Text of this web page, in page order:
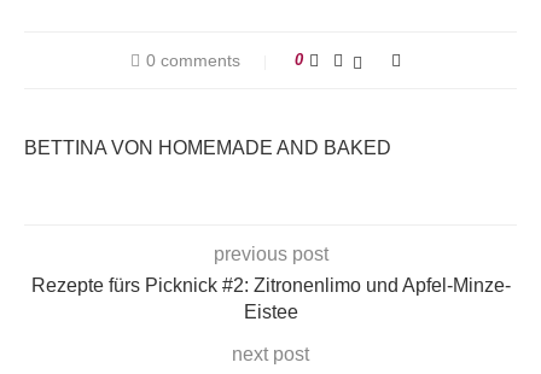
0 comments 0
BETTINA VON HOMEMADE AND BAKED
previous post
Rezepte fürs Picknick #2: Zitronenlimo und Apfel-Minze-
Eistee
next post